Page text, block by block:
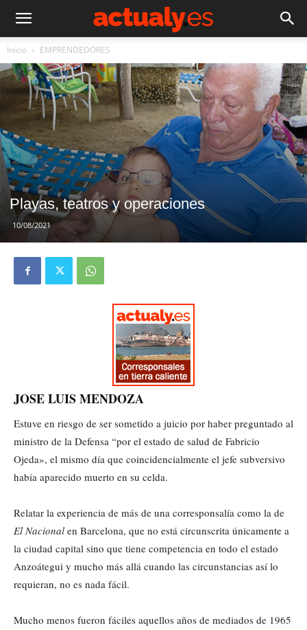
Inicio EMPRENDEDORES
Playas, teatros y operaciones
10/08/2021
JOSE LUIS MENDOZA
Estuve en riesgo de ser sometido a juicio por haber preguntado al
ministro de la Defensa “por el estado de salud de Fabricio
Ojeda», el mismo día que coincidencialmente el jefe subversivo
había aparecido muerto en su celda.
Relatar la experiencia de más de una corresponsalía como la de
El Nacional en Barcelona, que no está circunscrita únicamente a
la ciudad capital sino que tiene competencia en todo el estado
Anzoátegui y mucho más allá cuando las circunstancias así lo
requieran, no es nada fácil.
Mucho menos fueron fáciles aquellos años de mediados de 1965